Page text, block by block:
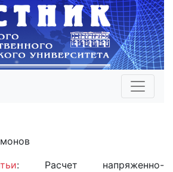
: Расчет напряженно-